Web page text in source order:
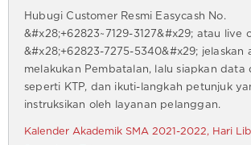
Hubugi Customer Resmi Easycash No.
&#x28;+62823~7129-3127&#x29; atau live
&#x28;+62823-7275-5340&#x29; jelaskan
melakukan Pembatalan, lalu siapkan data
seperti KTP, dan ikuti-langkah petunjuk
instruksikan oleh layanan pelanggan.
Kalender Akademik SMA 2021-2022, Hari